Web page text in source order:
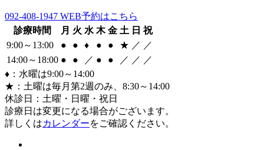
092-408-1947 WEB予約はこちら
診療時間
月 火 水 木 金 土 日 祝
9:00～13:00
● ● ♦ ● ● ★ ／ ／
14:00～18:00 ● ● ／ ● ● ／ ／ ／
♦：水曜は9:00～14:00
★：土曜は毎月第2週のみ、8:30～14:00
休診日：土曜・日曜・祝日
診療日は変更になる場合がございます。
詳しくはカレンダーをご確認ください。